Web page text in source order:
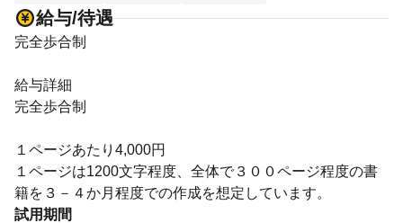
給与/待遇
完全歩合制
給与詳細
完全歩合制
１ページあたり4,000円
１ページは1200文字程度、全体で３００ページ程度の書
籍を３－４か月程度での作成を想定しています。
試用期間